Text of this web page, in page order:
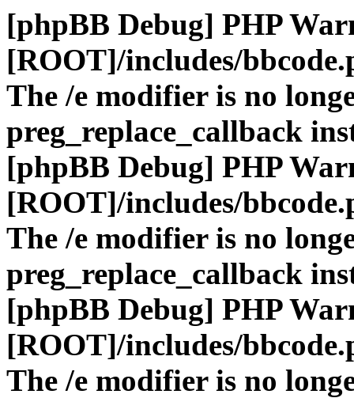
[phpBB Debug] PHP
[ROOT]/includes/
The /e modifier is no
preg_replace_callback
[phpBB Debug] PHP
[ROOT]/includes/
The /e modifier is no
preg_replace_callback
[phpBB Debug] PHP
[ROOT]/includes/
The /e modifier is no